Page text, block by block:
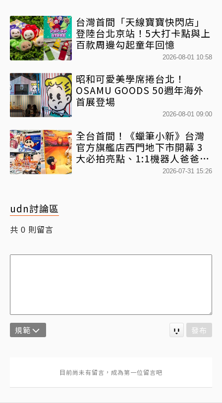
台灣首間「天線寶寶快閃店」
登陸台北京站！5大打卡點與上
百款周邊勾起童年回憶
2026-08-01 10:58
昭和可愛美學席捲台北！
OSAMU GOODS 50週年海外
首展登場
2026-08-01 09:00
全台首間！《蠟筆小新》台灣
官方旗艦店西門地下市開幕 3
大必拍亮點、1:1機器人爸爸、
百款日本直送周邊快搶2026-07-31 15:26
udn討論區
共 0 則留言
規範 發布